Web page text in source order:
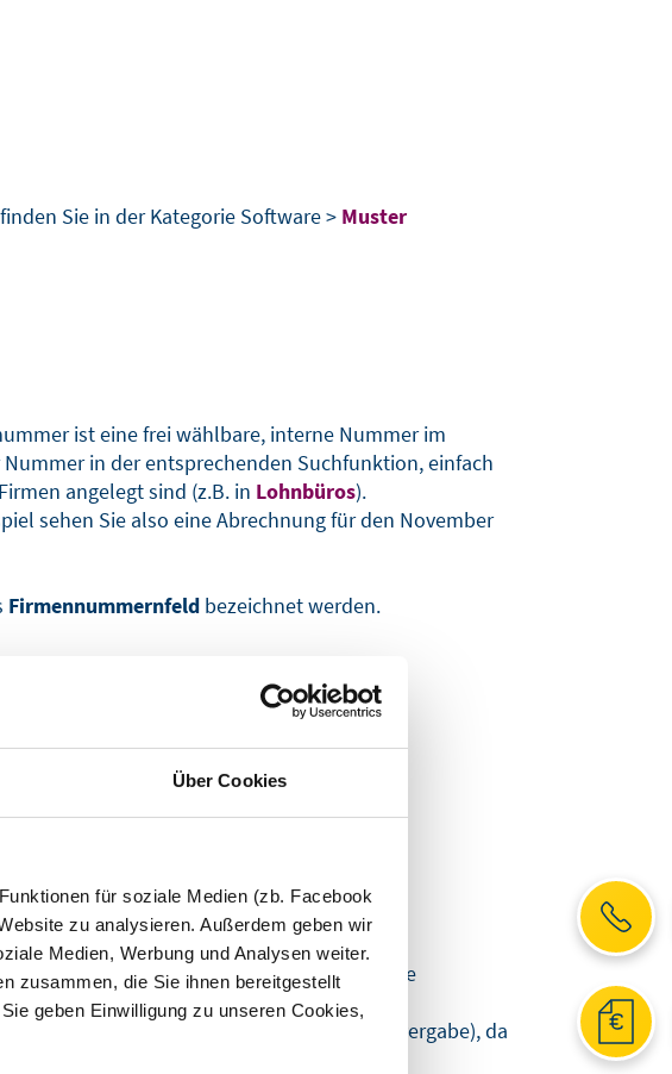
Über Cookies
für soziale Medien (zb. Facebook
zu analysieren. Außerdem geben wir
Medien, Werbung und Analysen weiter.
zusammen, die Sie ihnen bereitgestellt
geben Einwilligung zu unseren Cookies,
Sie in der Kategorie Software > Muster
ist eine frei wählbare, interne Nummer im
in der entsprechenden Suchfunktion, einfach
angelegt sind (z.B. in Lohnbüros).
sehen Sie also eine Abrechnung für den November
Firmennummernfeld bezeichnet werden.
angegeben. Der Arbeitnehmer hat hier die
bekommen (keine Doppeltvergabe), da
werden.